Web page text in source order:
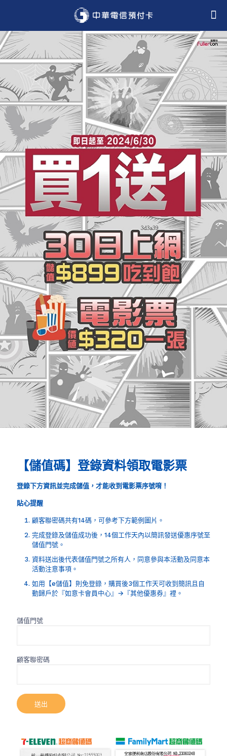
【儲值碼】登錄資料領取電影票
登錄下方資訊並完成儲值，才能收到電影票序號唷！
貼心提醒
顧客聯密碼共有14碼，可參考下方範例圖片。
完成登錄及儲值成功後，14個工作天內以簡訊發送優惠序號至
儲值門號。
資料送出後代表儲值門號之所有人，同意參與本活動及同意本
活動注意事項。
如用【e儲值】則免登錄，購買後3個工作天可收到簡訊且自
動歸戶於『如意卡會員中心』→『其他優惠券』裡。
儲值門號
顧客聯密碼